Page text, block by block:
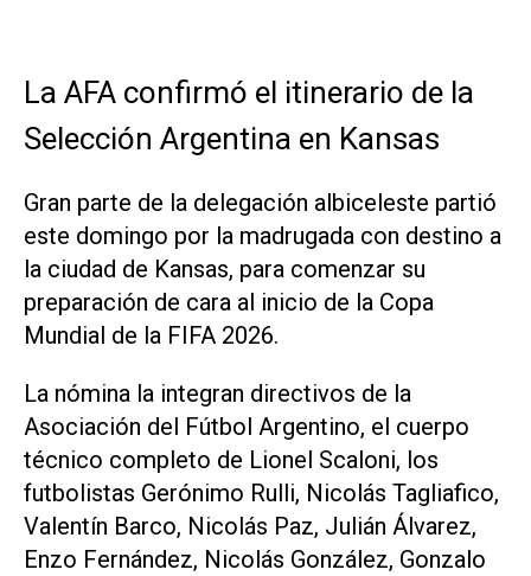
La AFA confirmó el itinerario de la
Selección Argentina en Kansas
Gran parte de la delegación albiceleste partió
este domingo por la madrugada con destino a
la ciudad de Kansas, para comenzar su
preparación de cara al inicio de la Copa
Mundial de la FIFA 2026.
La nómina la integran directivos de la
Asociación del Fútbol Argentino, el cuerpo
técnico completo de Lionel Scaloni, los
futbolistas Gerónimo Rulli, Nicolás Tagliafico,
Valentín Barco, Nicolás Paz, Julián Álvarez,
Enzo Fernández, Nicolás González, Gonzalo